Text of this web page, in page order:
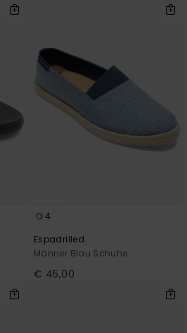
4
Espadrilled
Männer Blau Schuhe
€ 45,00